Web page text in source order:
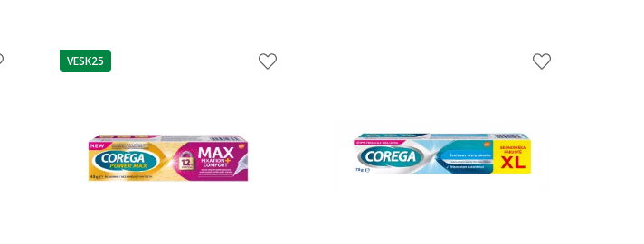
patarimas
VESK25